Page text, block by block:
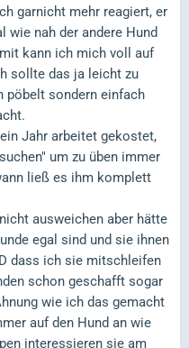
garnicht mehr reagiert, er
nah der andere Hund
kann ich mich voll auf
sollte das ja leicht zu
pöbelt sondern einfach
Jahr arbeitet gekostet,
um zu üben immer
ließ es ihm komplett
ausweichen aber hätte
egal sind und sie ihnen
dass ich sie mitschleifen
schon geschafft sogar
wie ich das gemacht
auf den Hund an wie
interessieren sie am